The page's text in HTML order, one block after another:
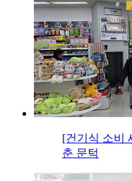
[건기식 소비
춘 문턱